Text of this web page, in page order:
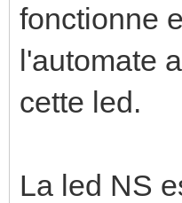
fonctionne
l'automate
cette led.
La led NS